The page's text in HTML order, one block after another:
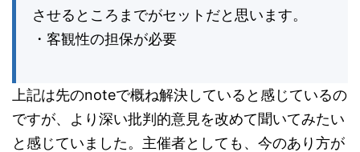
させるところまでがセットだと思います。
・客観性の担保が必要
上記は先のnoteで概ね解決していると感じているの
ですが、より深い批判的意見を改めて聞いてみたい
と感じていました。主催者としても、今のあり方が